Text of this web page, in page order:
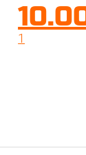
1